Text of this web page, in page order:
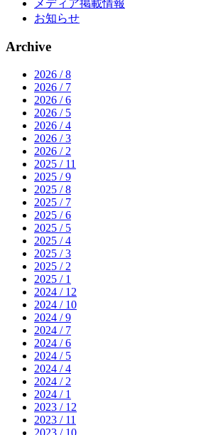
メディア掲載情報
お知らせ
Archive
2026 / 8
2026 / 7
2026 / 6
2026 / 5
2026 / 4
2026 / 3
2026 / 2
2025 / 11
2025 / 9
2025 / 8
2025 / 7
2025 / 6
2025 / 5
2025 / 4
2025 / 3
2025 / 2
2025 / 1
2024 / 12
2024 / 10
2024 / 9
2024 / 7
2024 / 6
2024 / 5
2024 / 4
2024 / 2
2024 / 1
2023 / 12
2023 / 11